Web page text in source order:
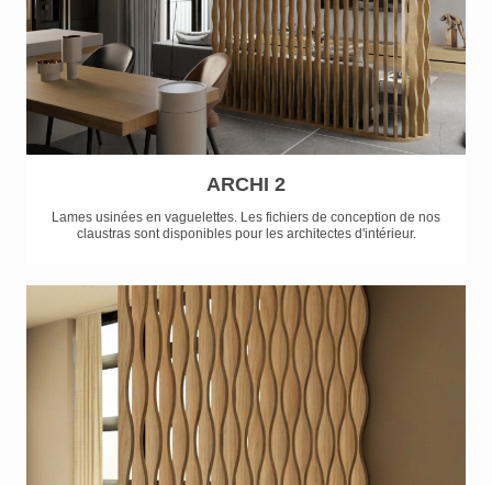
ARCHI 2
Lames usinées en vaguelettes. Les fichiers de conception de nos
claustras sont disponibles pour les architectes d'intérieur.